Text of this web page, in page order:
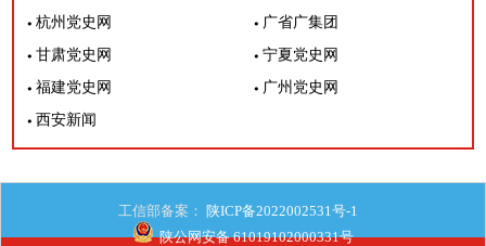
杭州党史网
广省广集团
甘肃党史网
宁夏党史网
福建党史网
广州党史网
西安新闻
工信部备案： 陕ICP备2022002531号-1
陕公网安备 61019102000331号